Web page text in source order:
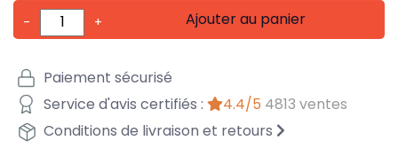
- + Ajouter au panier
Paiement sécurisé
Service d'avis certifiés :
4.4/5 4813 ventes
Conditions de livraison et retours